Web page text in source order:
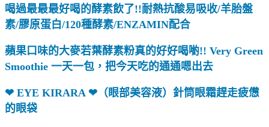
喝過最最最好喝的酵素飲了!!耐熱抗酸易吸收/羊胎盤
素/膠原蛋白/120種酵素/ENZAMIN配合
蘋果口味的大麥若葉酵素粉真的好好喝喲!! Very Green
Smoothie 一天一包，把今天吃的通通嗯出去
❤ EYE KIRARA ❤（眼部美容液）針筒眼霜趕走疲憊
的眼袋